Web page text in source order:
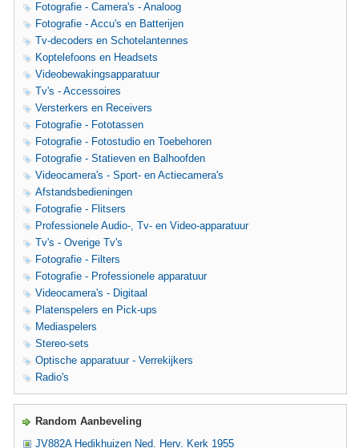
Fotografie - Camera's - Analoog
Fotografie - Accu's en Batterijen
Tv-decoders en Schotelantennes
Koptelefoons en Headsets
Videobewakingsapparatuur
Tv's - Accessoires
Versterkers en Receivers
Fotografie - Fototassen
Fotografie - Fotostudio en Toebehoren
Fotografie - Statieven en Balhoofden
Videocamera's - Sport- en Actiecamera's
Afstandsbedieningen
Fotografie - Flitsers
Professionele Audio-, Tv- en Video-apparatuur
Tv's - Overige Tv's
Fotografie - Filters
Fotografie - Professionele apparatuur
Videocamera's - Digitaal
Platenspelers en Pick-ups
Mediaspelers
Stereo-sets
Optische apparatuur - Verrekijkers
Radio's
Random Aanbeveling
JV882A Hedikhuizen Ned. Herv. Kerk 1955